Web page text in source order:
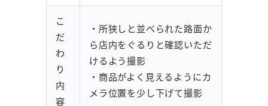
こ
だ
わ
り
内
容
・所狭しと並べられた路面か
ら店内をぐるりと確認いただ
けるよう撮影
・商品がよく見えるようにカ
メラ位置を少し下げて撮影